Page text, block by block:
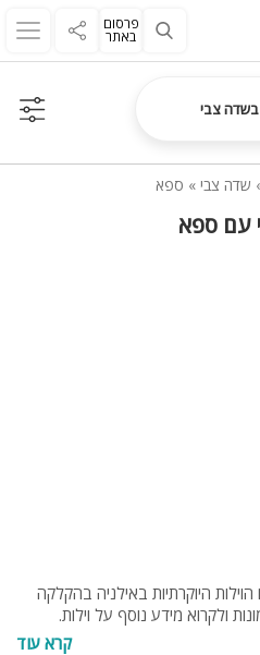
פרסום
באתר
בשדה צבי
שדה צבי » ספא
עם ספא
היוקרתיות באילניה בהקלקה
ולקרוא מידע נוסף על וילות.
בנוסף תוכלו להתייעץ עם צוות האתר בחינם בטלפון 077-4060599 או
קרא עוד